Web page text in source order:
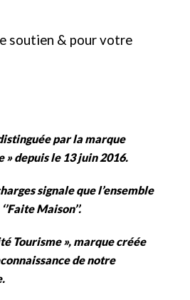
soutien & pour votre
par la marque
» depuis le 13 juin 2016.
signale que l’ensemble
Maison’’.
Tourisme », marque créée
de notre